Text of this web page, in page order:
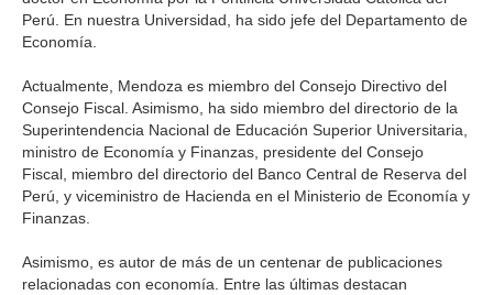
Perú. En nuestra Universidad, ha sido jefe del Departamento de
Economía.
Actualmente, Mendoza es miembro del Consejo Directivo del
Consejo Fiscal. Asimismo, ha sido miembro del directorio de la
Superintendencia Nacional de Educación Superior Universitaria,
ministro de Economía y Finanzas, presidente del Consejo
Fiscal, miembro del directorio del Banco Central de Reserva del
Perú, y viceministro de Hacienda en el Ministerio de Economía y
Finanzas.
Asimismo, es autor de más de un centenar de publicaciones
relacionadas con economía. Entre las últimas destacan